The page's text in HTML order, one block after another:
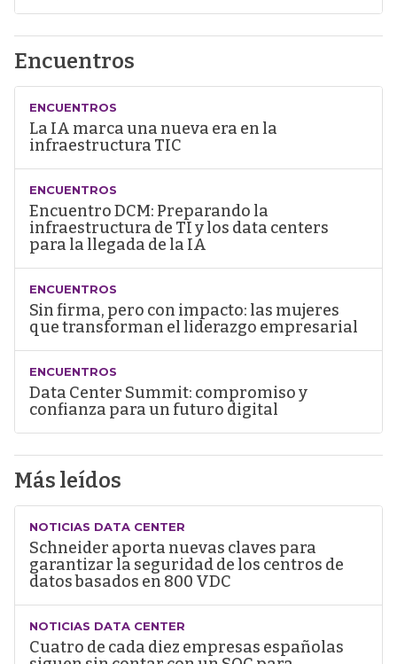
Encuentros
ENCUENTROS
La IA marca una nueva era en la
infraestructura TIC
ENCUENTROS
Encuentro DCM: Preparando la
infraestructura de TI y los data centers
para la llegada de la IA
ENCUENTROS
Sin firma, pero con impacto: las mujeres
que transforman el liderazgo empresarial
ENCUENTROS
Data Center Summit: compromiso y
confianza para un futuro digital
Más leídos
NOTICIAS DATA CENTER
Schneider aporta nuevas claves para
garantizar la seguridad de los centros de
datos basados en 800 VDC
NOTICIAS DATA CENTER
Cuatro de cada diez empresas españolas